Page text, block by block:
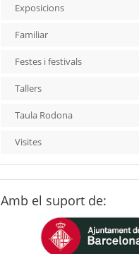
Exposicions
Familiar
Festes i festivals
Tallers
Taula Rodona
Visites
Amb el suport de: